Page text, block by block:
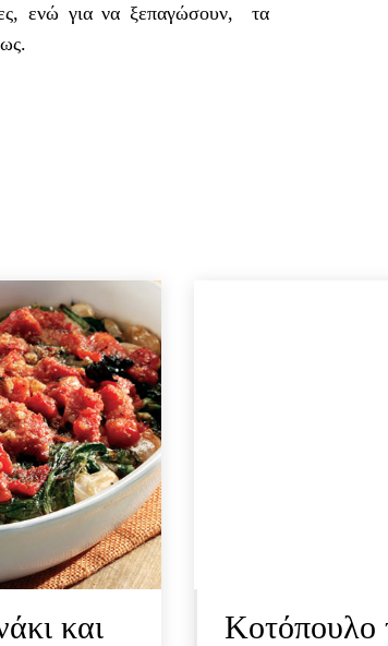
ενώ για να ξεπαγώσουν, τα
και
Κοτόπουλο